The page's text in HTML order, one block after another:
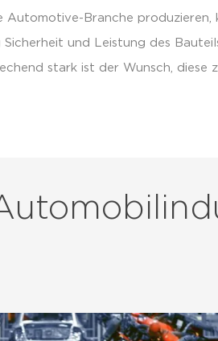
Automotive-Branche produzieren,
und Leistung des
stark ist der Wunsch, diese